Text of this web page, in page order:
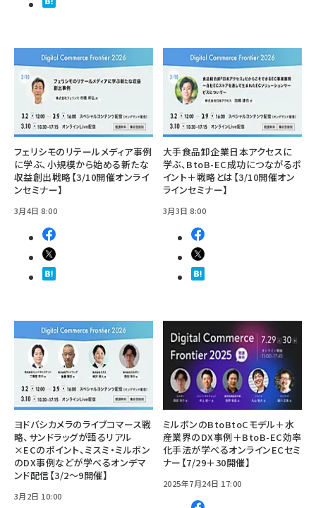
フェリシモのリテールメディア事例
に学ぶ、小規模から始める新たな
収益創出戦略【3/10開催オンライ
ンセミナー】
3月4日 8:00
大手食品卸企業日本アクセスに
学ぶ、BtoB-EC成功につながるポ
イント＋戦略とは【3/10開催オン
ラインセミナー】
3月3日 8:00
ヨドバシカメラのライブコマース戦
略、サンドラッグが語るリアル
×ECのポイント、ミスミ・ミルボン
のDX事例などが学べるオンデマ
ンド配信【3/2～9開催】
3月2日 10:00
ミルボンのBtoBtoCモデル＋水
産業界のDX事例＋BtoB-EC効率
化手法が学べるオンラインECセミ
ナー【7/29＋30開催】
2025年7月24日 17:00